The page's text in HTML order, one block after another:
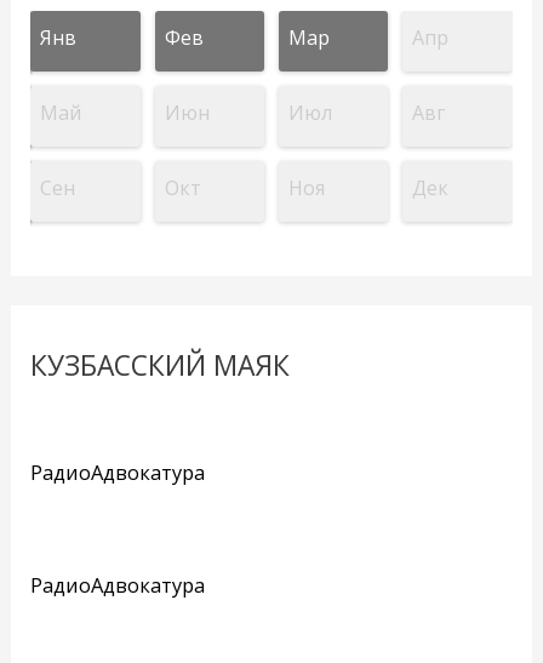
Янв Фев Мар Апр
Май Июн Июл Авг
Сен Окт Ноя Дек
КУЗБАССКИЙ МАЯК
РадиоАдвокатура
РадиоАдвокатура